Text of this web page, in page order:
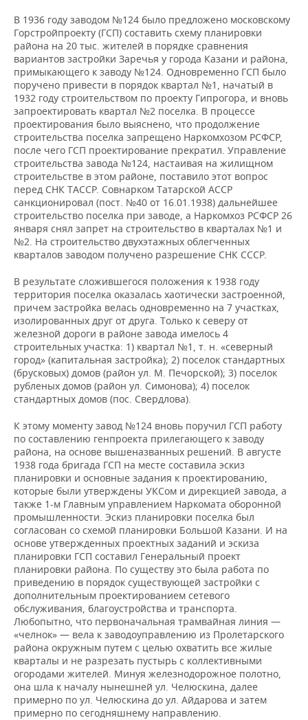
В 1936 году заводом №124 было предложено московскому
Горстройпроекту (ГСП) составить схему планировки
района на 20 тыс. жителей в порядке сравнения
вариантов застройки Заречья у города Казани и района,
примыкающего к заводу №124. Одновременно ГСП было
поручено привести в порядок квартал №1, начатый в
1932 году строительством по проекту Гипрогора, и вновь
запроектировать квартал №2 поселка. В процессе
проектирования было выяснено, что продолжение
строительства поселка запрещено Наркомхозом РСФСР,
после чего ГСП проектирование прекратил. Управление
строительства завода №124, настаивая на жилищном
строительстве в этом районе, поставило этот вопрос
перед СНК ТАССР. Совнарком Татарской АССР
санкционировал (пост. №40 от 16.01.1938) дальнейшее
строительство поселка при заводе, а Наркомхоз РСФСР 26
января снял запрет на строительство в кварталах №1 и
№2. На строительство двухэтажных облегченных
кварталов заводом получено разрешение СНК СССР.
В результате сложившегося положения к 1938 году
территория поселка оказалась хаотически застроенной,
причем застройка велась одновременно на 7 участках,
изолированных друг от друга. Только к северу от
железной дороги в районе завода имелось 4
строительных участка: 1) квартал №1, т. н. «северный
город» (капитальная застройка); 2) поселок стандартных
(брусковых) домов (район ул. М. Печорской); 3) поселок
рубленых домов (район ул. Симонова); 4) поселок
стандартных домов (пос. Свердлова).
К этому моменту завод №124 вновь поручил ГСП работу
по составлению генпроекта прилегающего к заводу
района, на основе вышеназванных решений. В августе
1938 года бригада ГСП на месте составила эскиз
планировки и основные задания к проектированию,
которые были утверждены УКСом и дирекцией завода, а
также 1-м Главным управлением Наркомата оборонной
промышленности. Эскиз планировки поселка был
согласован со схемой планировки Большой Казани. И на
основе утвержденных проектных заданий и эскиза
планировки ГСП составил Генеральный проект
планировки района. По существу это была работа по
приведению в порядок существующей застройки с
дополнительным проектированием сетевого
обслуживания, благоустройства и транспорта.
Любопытно, что первоначальная трамвайная линия —
«челнок» — вела к заводоуправлению из Пролетарского
района окружным путем с целью охватить все жилые
кварталы и не разрезать пустырь с коллективными
огородами жителей. Минуя железнодорожное полотно,
она шла к началу нынешней ул. Челюскина, далее
примерно по ул. Челюскина до ул. Айдарова и затем
примерно по сегодняшнему направлению.